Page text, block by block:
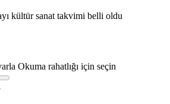
kültür sanat takvimi belli oldu
Okuma rahatlığı için seçin